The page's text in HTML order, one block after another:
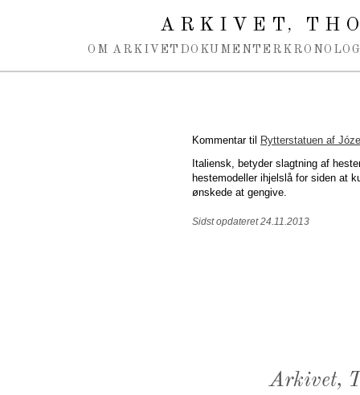
ARKIVET,
OM ARKIVET DOKUMENTER
Kommentar til
Rytterstatuen af
Italiensk, betyder slagtning af
hestemodeller ihjelslå for siden at
ønskede at gengive.
Sidst opdateret 24.11.2013
Arkivet,